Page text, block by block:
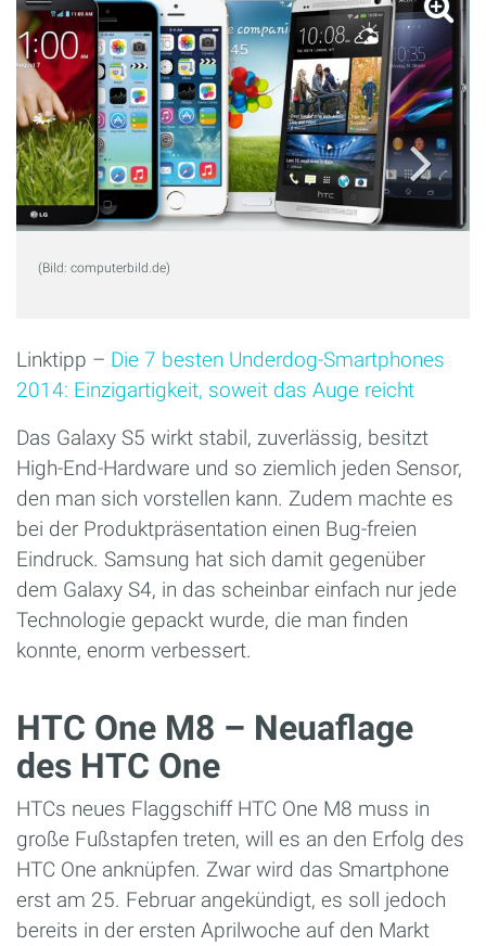
(Bild: computerbild.de)
Linktipp – Die 7 besten Underdog-Smartphones
2014: Einzigartigkeit, soweit das Auge reicht
Das Galaxy S5 wirkt stabil, zuverlässig, besitzt
High-End-Hardware und so ziemlich jeden Sensor,
den man sich vorstellen kann. Zudem machte es
bei der Produktpräsentation einen Bug-freien
Eindruck. Samsung hat sich damit gegenüber
dem Galaxy S4, in das scheinbar einfach nur jede
Technologie gepackt wurde, die man finden
konnte, enorm verbessert.
HTC One M8 – Neuaflage
des HTC One
HTCs neues Flaggschiff HTC One M8 muss in
große Fußstapfen treten, will es an den Erfolg des
HTC One anknüpfen. Zwar wird das Smartphone
erst am 25. Februar angekündigt, es soll jedoch
bereits in der ersten Aprilwoche auf den Markt